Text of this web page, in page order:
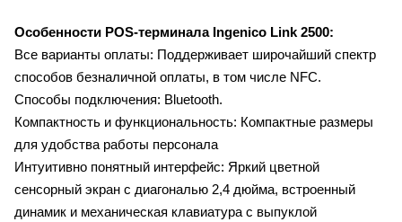
Особенности POS-терминала Ingenico Link 2500:
Все варианты оплаты: Поддерживает широчайший спектр
способов безналичной оплаты, в том числе NFC.
Способы подключения: Bluetooth.
Компактность и функциональность: Компактные размеры
для удобства работы персонала
Интуитивно понятный интерфейс: Яркий цветной
сенсорный экран с диагональю 2,4 дюйма, встроенный
динамик и механическая клавиатура с выпуклой